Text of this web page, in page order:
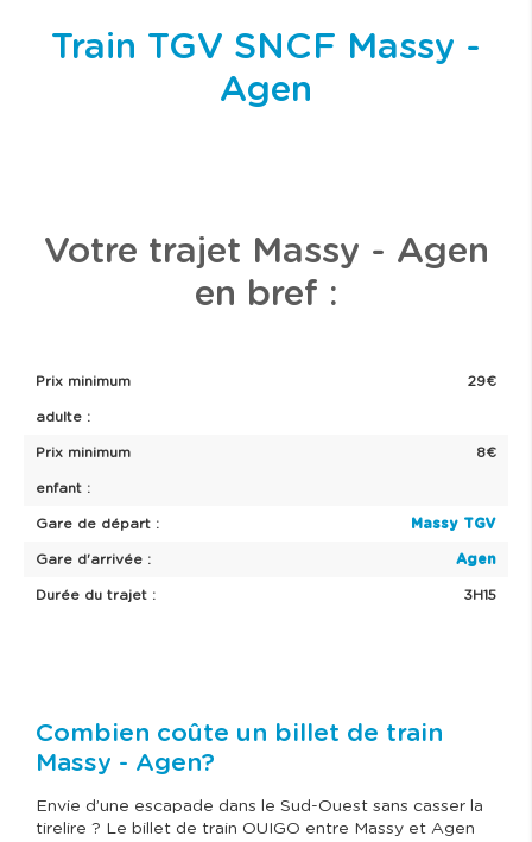
Train TGV SNCF Massy -
Agen
Votre trajet Massy - Agen
en bref :
Prix minimum
adulte :
29€
Prix minimum
enfant :
8€
Gare de départ : Massy TGV
Gare d'arrivée : Agen
Durée du trajet : 3H15
Combien coûte un billet de train
Massy - Agen?
Envie d’une escapade dans le Sud-Ouest sans casser la
tirelire ? Le billet de train OUIGO entre Massy et Agen